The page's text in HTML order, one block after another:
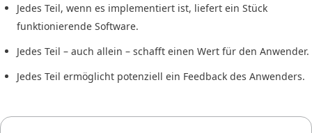
Jedes Teil, wenn es implementiert ist, liefert ein Stück
funktionierende Software.
Jedes Teil – auch allein – schafft einen Wert für den Anwender.
Jedes Teil ermöglicht potenziell ein Feedback des Anwenders.